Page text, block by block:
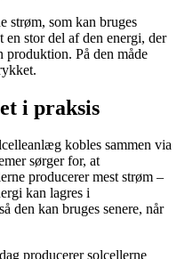
strøm, som kan bruges
en stor del af den energi, der
produktion. På den måde
i praksis
kobles sammen via
sørger for, at
producerer mest strøm –
kan lagres i
den kan bruges senere, når
producerer solcellerne